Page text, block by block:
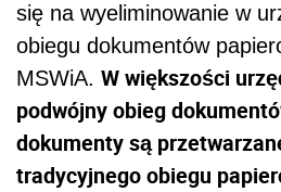
się na wyeliminowanie w
obiegu dokumentów
MSWiA. W większości
podwójny obieg
dokumenty są
tradycyjnego obiegu